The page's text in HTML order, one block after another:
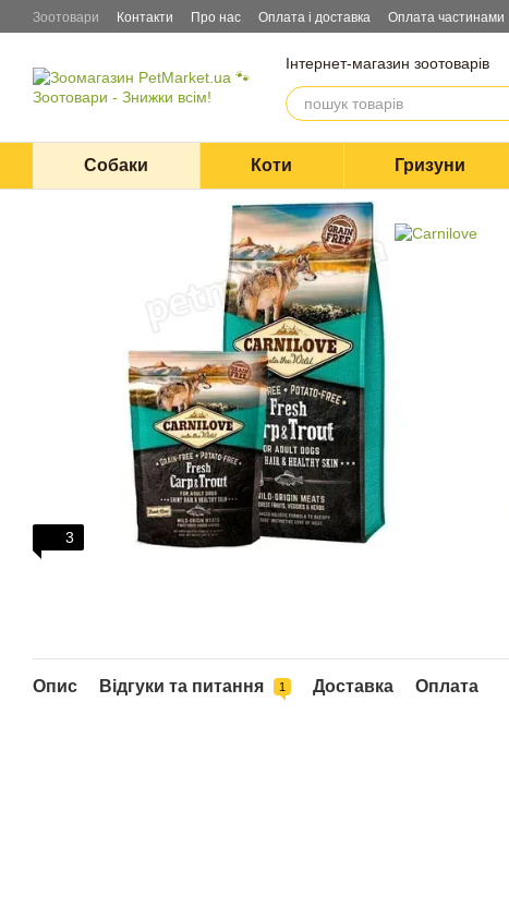
Перейти до основного контенту
Зоотовари Контакти Про нас Оплата і доставка Оплата частинами
Інтернет-магазин зоотоварів
Собаки Коти Гризуни
3
Опис Відгуки та питання 1 Доставка Оплата